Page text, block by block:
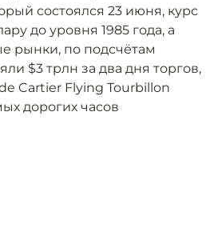
состоялся 23 июня, курс
до уровня 1985 года, а
рынки, по подсчётам
$3 трлн за два дня торгов,
Cartier Flying Tourbillon
дорогих часов